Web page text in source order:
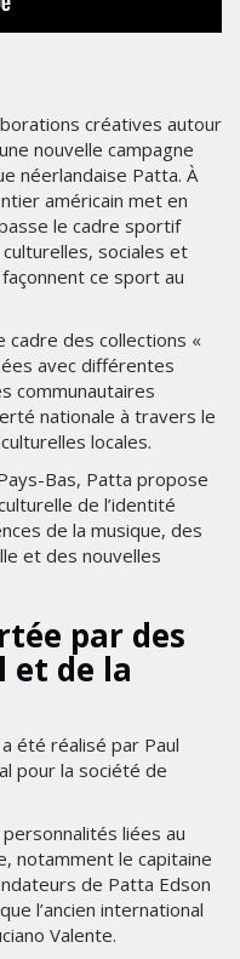
créatives autour
nouvelle campagne
néerlandaise Patta. À
américain met en
le cadre sportif
sociales et
ce sport au
cadre des collections «
avec différentes
communautaires
nationale à travers le
locales.
Bas, Patta propose
de l’identité
de la musique, des
et des nouvelles
par des
et de la
été réalisé par Paul
pour la société de
liées au
notamment le capitaine
de Patta Edson
l’ancien international
Valente.